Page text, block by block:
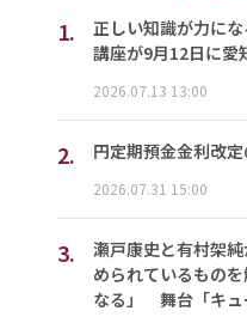
1.
正しい知識が力に
講座が9月12日に愛
2026.07.13 13:00
2. 円定期預金金利改
2026.07.31 15:00
3.
瀬戸康史と有村架
められているもの
なる」 舞台「キュ